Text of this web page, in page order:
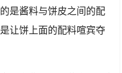
是酱料与饼皮之间的配
让饼上面的配料喧宾夺